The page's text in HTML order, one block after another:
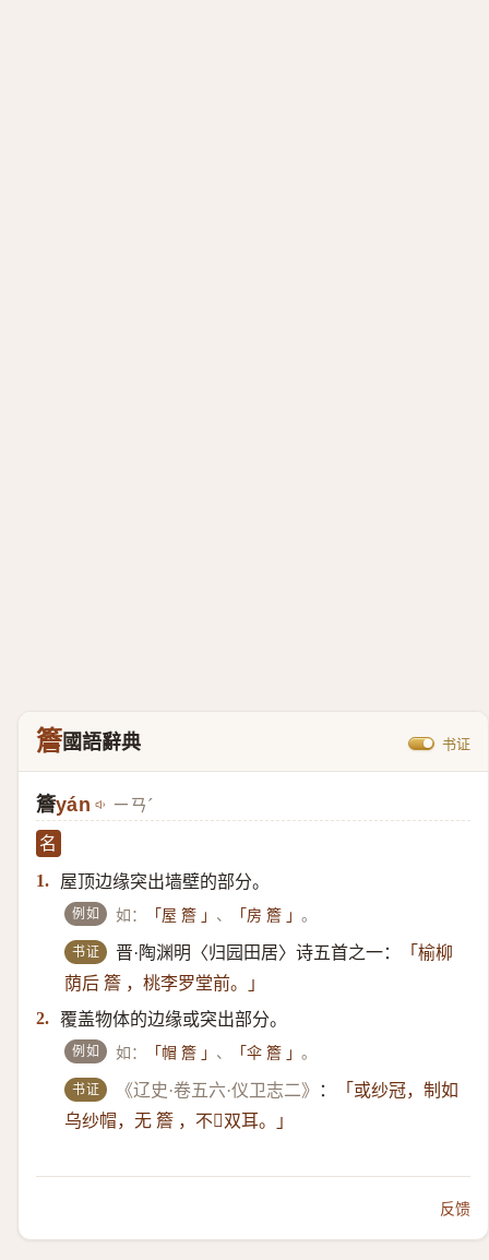
簷國語辭典 书证
簷yán ㄧㄢˊ
名
1.
屋顶边缘突出墙壁的部分。
例如 如： 「屋 簷 」 、 「房 簷 」。
书证 晋·陶渊明〈归园田居〉诗五首之一：
「榆柳
荫后 簷 ，桃李罗堂前。」
2. 覆盖物体的边缘或突出部分。
例如 如： 「帽 簷 」 、 「伞 簷 」。
书证 《辽史·卷五六·仪卫志二》 ：
「或纱冠，制如
乌纱帽，无 簷 ，不𢬍双耳。」
反馈